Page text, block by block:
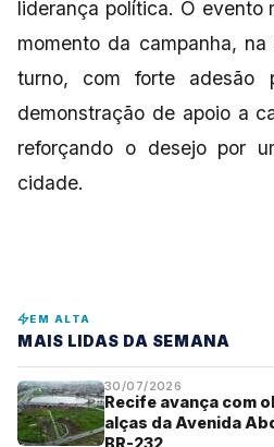
liderança política. O evento
momento da campanha,
turno, com forte adesão
demonstração de apoio a
reforçando o desejo por
cidade.
EM ALTA
MAIS LIDAS DA SEMANA
30/07/2026
Recife avança com
alças da Avenida